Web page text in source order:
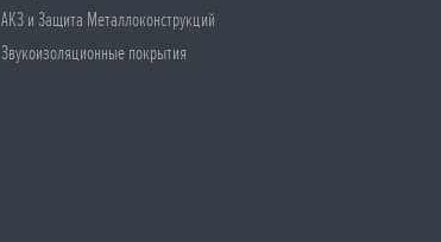
АКЗ и Защита Металлоконструкций
Звукоизоляционные покрытия